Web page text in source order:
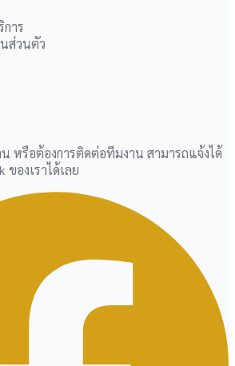
าร
ส่วนตัว
หรือต้องการติดต่อทีมงาน สามารถแจ้งได้
องเราได้เลย